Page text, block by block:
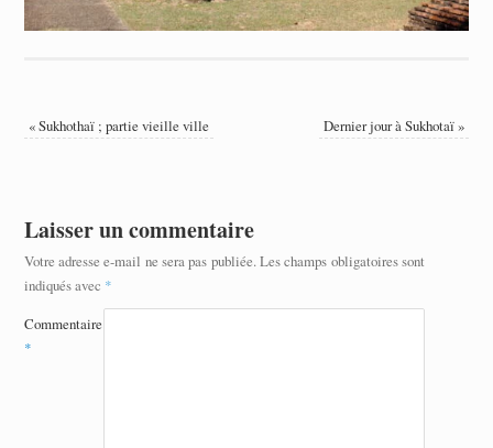
«Sukhothaï ; partie vieille ville Dernier jour à Sukhotaï»
Laisser un commentaire
Votre adresse e-mail ne sera pas publiée.Les champs obligatoires sont
indiqués avec *
Commentaire
*